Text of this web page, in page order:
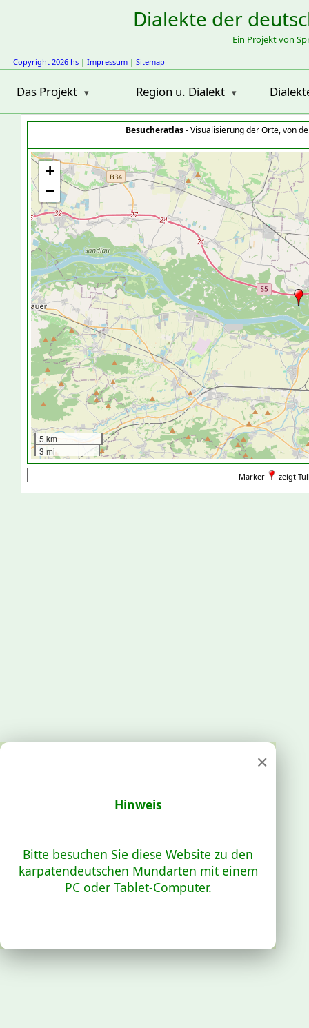
Dialekte der
Ein Projekt von
Copyright 2026 hs | Impressum | Sitemap
Das Projekt Region u. Dialekt
Besucheratlas- Visualisierung der Orte, von
+
−
5 km
3 mi
Marker zeigt
×
Hinweis
Bitte besuchen Sie diese Website zu den
karpatendeutschen Mundarten mit einem
PC oder Tablet-Computer.